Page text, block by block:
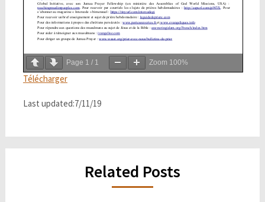
Page 1 / 1 Zoom 100%
Télécharger
Last updated:7/11/19
Related Posts